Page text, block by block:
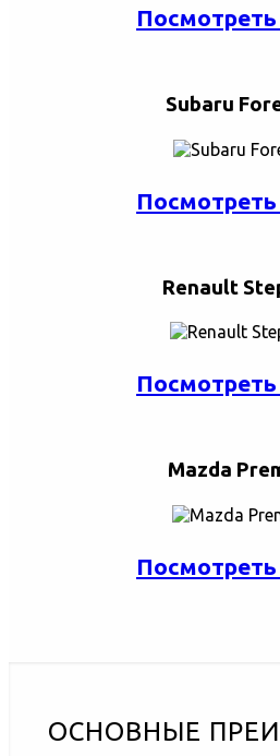
Subaru
Renault
Mazda
ОСНОВНЫЕ